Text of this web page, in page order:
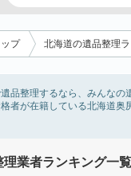
プ 北海道の遺品整理
品整理するなら、みんなの
者が在籍している北海道奥
品処分を即日対応してくれる
利用し検索してみましょう。
の遺品整理をはじめる時期
業者ランキング一覧